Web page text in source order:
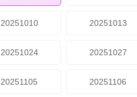
20251010 20251013
20251024 20251027
20251105 20251106